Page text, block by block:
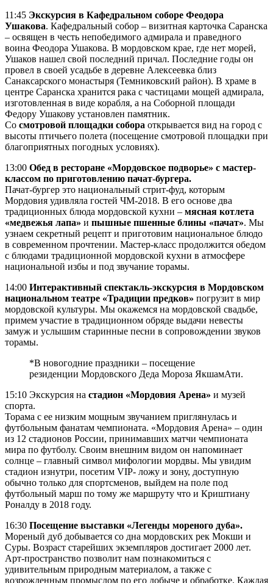
11:45 Экскурсия в Кафедральном соборе Феодора
Ушакова. Кафедральный собор – визитная карточка Саранска
– освящен в честь непобедимого адмирала и праведного
воина Феодора Ушакова. В мордовском крае, где нет морей,
Ушаков нашел свой последний причал. Последние годы он
провел в своей усадьбе в деревне Алексеевка близ
Санаксарского монастыря (Темниковский район). В храме в
центре Саранска хранится рака с частицами мощей адмирала,
изготовленная в виде корабля, а на Соборной площади
Федору Ушакову установлен памятник.
Со смотровой площадки собора открывается вид на город с
высоты птичьего полета (посещение смотровой площадки при
благоприятных погодных условиях).
13:00 Обед в ресторане «Мордовское подворье» с мастер-
классом по приготовлению пачат-бургера.
Пачат-бургер это национальный стрит-фуд, которым
Мордовия удивляла гостей ЧМ-2018. В его основе два
традиционных блюда мордовской кухни – мясная котлета
«медвежья лапа» и пышные пшенные блины «пачат». Мы
узнаем секретный рецепт и приготовим национальное блюдо
в современном прочтении. Мастер-класс продолжится обедом
с блюдами традиционной мордовской кухни в атмосфере
национальной избы и под звучание торамы.
14:00 Интерактивный спектакль-экскурсия в Мордовском
национальном театре «Традиции предков» погрузит в мир
мордовской культуры. Мы окажемся на мордовской свадьбе,
примем участие в традиционном обряде выдачи невесты
замуж и услышим старинные песни в сопровождении звуков
торамы.
*В новогодние праздники – посещение
резиденции Мордовского Деда Мороза ЯкшамАти.
15:10 Экскурсия на стадион «Мордовия Арена» и музей
спорта.
Торама с ее низким мощным звучанием приглянулась и
футбольным фанатам чемпионата. «Мордовия Арена» – один
из 12 стадионов России, принимавших матчи чемпионата
мира по футболу. Своим внешним видом он напоминает
солнце – главный символ мифологии мордвы. Мы увидим
стадион изнутри, посетим VIP- ложу и зону, доступную
обычно только для спортсменов, выйдем на поле под
футбольный марш по тому же маршруту что и Криштиану
Роналду в 2018 году.
16:30 Посещение выставки «Легенды мореного дуба».
Мореный дуб добывается со дна мордовских рек Мокши и
Суры. Возраст старейших экземпляров достигает 2000 лет.
Арт-пространство позволит нам познакомиться с
удивительным природным материалом, а также с
возрожденным промыслом по его добыче и обработке. Каждая